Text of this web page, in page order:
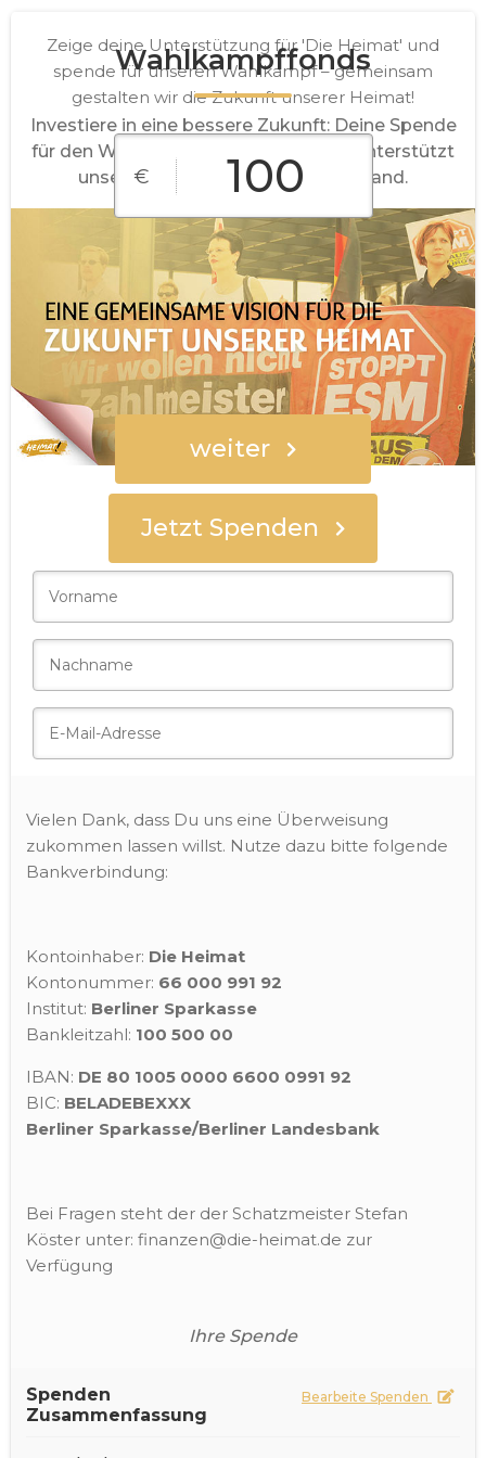
Wahlkampffonds
Investiere in eine bessere Zukunft: Deine Spende
für den Wahlkampf von 'Die Heimat' unterstützt
unsere Vorhaben für ein starkes Land.
Jetzt Spenden
Zeige deine Unterstützung für 'Die Heimat' und
spende für unseren Wahlkampf – gemeinsam
gestalten wir die Zukunft unserer Heimat!
€
€10 €25 €50
€100 €250 Freier Betrag
weiter
Spender
Vielen Dank, dass Du uns eine Überweisung
zukommen lassen willst. Nutze dazu bitte folgende
Bankverbindung:
Kontoinhaber: Die Heimat
Kontonummer: 66 000 991 92
Institut: Berliner Sparkasse
Bankleitzahl: 100 500 00
IBAN: DE 80 1005 0000 6600 0991 92
BIC: BELADEBEXXX
Berliner Sparkasse/Berliner Landesbank
Bei Fragen steht der der Schatzmeister Stefan
Köster unter: finanzen@die-heimat.de zur
Verfügung
Ihre Spende
Spenden
Zusammenfassung
Bearbeite Spenden